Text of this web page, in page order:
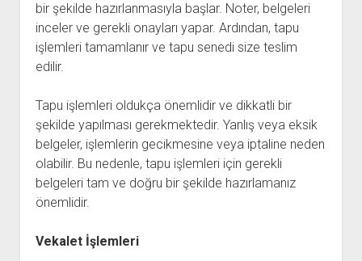
bir şekilde hazırlanmasıyla başlar. Noter, belgeleri
inceler ve gerekli onayları yapar. Ardından, tapu
işlemleri tamamlanır ve tapu senedi size teslim
edilir.
Tapu işlemleri oldukça önemlidir ve dikkatli bir
şekilde yapılması gerekmektedir. Yanlış veya eksik
belgeler, işlemlerin gecikmesine veya iptaline neden
olabilir. Bu nedenle, tapu işlemleri için gerekli
belgeleri tam ve doğru bir şekilde hazırlamanız
önemlidir.
Vekalet İşlemleri